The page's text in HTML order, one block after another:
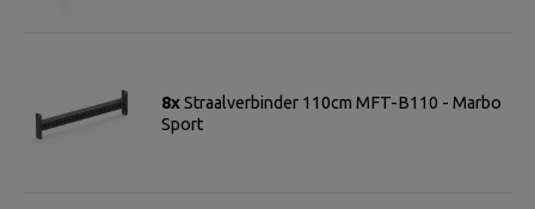
8xStraalverbinder 110cm MFT-B110 - Marbo
Sport